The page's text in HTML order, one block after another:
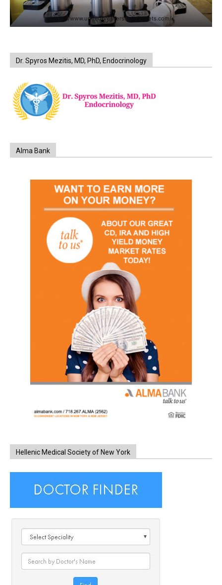
https://www.unitedbrothersfruitmarkets.com/
Dr. Spyros Mezitis, MD, PhD, Endocrinology
Alma Bank
Hellenic Medical Society of New York